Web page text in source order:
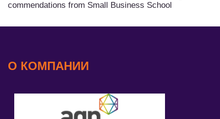
commendations from Small Business School
О КОМПАНИИ